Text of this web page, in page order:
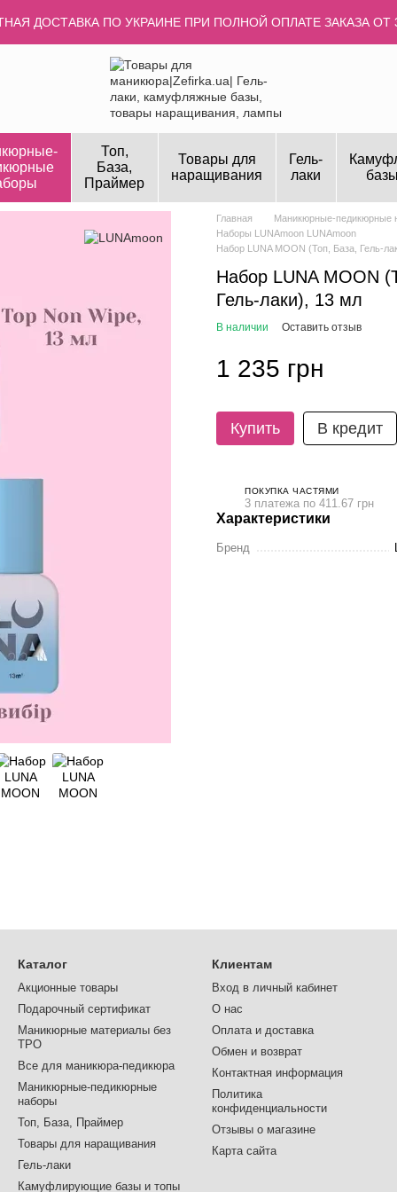
ДОСТАВКА ПО УКРАИНЕ ПРИ ПОЛНОЙ ОПЛАТЕ ЗАКАЗА ОТ
Топ,
База,
Праймер
Товары для
наращивания
Гель-
лаки
Главная Маникюрные-педикюрные
Наборы LUNAmoon LUNAmoon
Набор LUNA MOON (Топ, База, Гель-
Набор LUNA MOON
Гель-лаки), 13 мл
В наличии Оставить отзыв
1 235 грн
Купить В кредит
ПОКУПКА ЧАСТЯМИ
3 платежа по 411.67 грн
Характеристики
Бренд
Каталог
Акционные товары
Подарочный сертификат
Маникюрные материалы без
TPO
Все для маникюра-педикюра
Маникюрные-педикюрные
наборы
Топ, База, Праймер
Товары для наращивания
Гель-лаки
Камуфлирующие базы и топы
Клиентам
Вход в личный кабинет
О нас
Оплата и доставка
Обмен и возврат
Контактная информация
Политика
конфиденциальности
Отзывы о магазине
Карта сайта